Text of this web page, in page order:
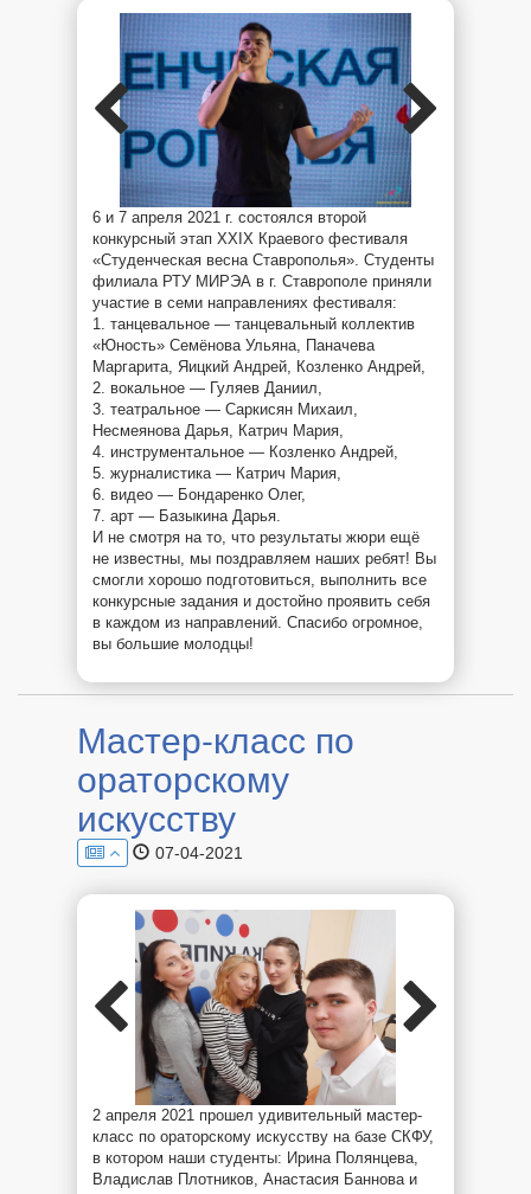
6 и 7 апреля 2021 г. состоялся второй
конкурсный этап XXIX Краевого фестиваля
«Студенческая весна Ставрополья». Студенты
филиала РТУ МИРЭА в г. Ставрополе приняли
участие в семи направлениях фестиваля:
1. танцевальное — танцевальный коллектив
«Юность» Семёнова Ульяна, Паначева
Маргарита, Яицкий Андрей, Козленко Андрей,
2. вокальное — Гуляев Даниил,
3. театральное — Саркисян Михаил,
Несмеянова Дарья, Катрич Мария,
4. инструментальное — Козленко Андрей,
5. журналистика — Катрич Мария,
6. видео — Бондаренко Олег,
7. арт — Базыкина Дарья.
И не смотря на то, что результаты жюри ещё
не известны, мы поздравляем наших ребят! Вы
смогли хорошо подготовиться, выполнить все
конкурсные задания и достойно проявить себя
в каждом из направлений. Спасибо огромное,
вы большие молодцы!
Мастер-класс по
ораторскому
искусству
07-04-2021
2 апреля 2021 прошел удивительный мастер-
класс по ораторскому искусству на базе СКФУ,
в котором наши студенты: Ирина Полянцева,
Владислав Плотников, Анастасия Баннова и